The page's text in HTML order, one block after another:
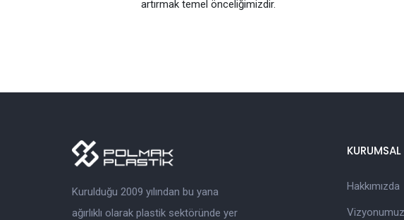
artırmak temel önceliğimizdir.
Kurulduğu 2009 yılından bu yana
ağırlıklı olarak plastik sektöründe yer
KURUMSAL
Hakkımızda
Vizyonumuz